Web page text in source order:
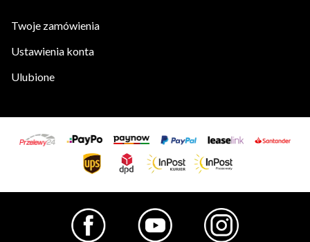
Twoje zamówienia
Ustawienia konta
Ulubione